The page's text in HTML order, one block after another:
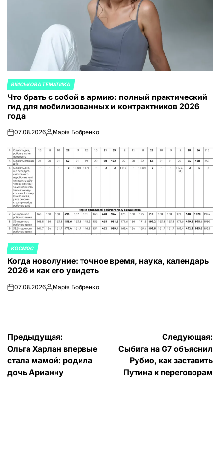
ОПУБЛИКОВАНО
В
ВІЙСЬКОВА ТЕМАТИКА
Что брать с собой в армию: полный практический
гид для мобилизованных и контрактников 2026
года
on07.08.2026Запись
Марія Бобренко
ОПУБЛИКОВАНО
В
КОСМОС
Когда новолуние: точное время, наука, календарь
2026 и как его увидеть
on07.08.2026Запись
Марія Бобренко
Навигация
по
записям
Предыдущая:
Ольга Харлан впервые
стала мамой: родила
дочь Арианну
Следующая:
Сыбига на G7 объяснил
Рубио, как заставить
Путина к переговорам